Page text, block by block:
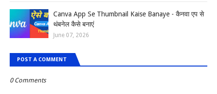
Canva App Se Thumbnail Kaise Banaye - कैनवा एप से
थंबनेल कैसे बनाएं
June 07, 2026
POST A COMMENT
0 Comments